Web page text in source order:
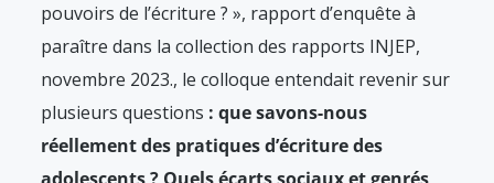
pouvoirs de l’écriture ? », rapport d’enquête à
paraître dans la collection des rapports INJEP,
novembre 2023., le colloque entendait revenir sur
plusieurs questions : que savons-nous
réellement des pratiques d’écriture des